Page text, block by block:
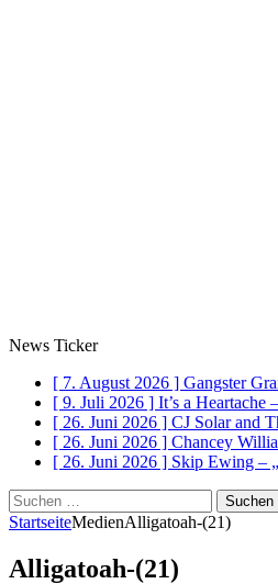
News Ticker
[ 7. August 2026 ] Gangster
[ 9. Juli 2026 ] It’s a
[ 26. Juni 2026 ] CJ Solar and
[ 26. Juni 2026 ] Chancey
[ 26. Juni 2026 ] Skip Ewing –
Suchen
nach:
StartseiteMedienAlligatoah-(21)
Alligatoah-(21)